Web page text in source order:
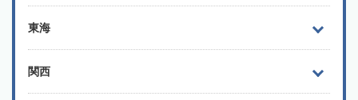
東海
関西